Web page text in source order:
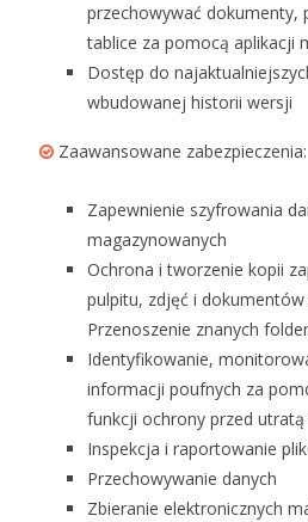
przechowywać dokumenty,
tablice za pomocą aplikacji
Dostęp do
wbudowanej historii wersji
Zaawansowane zabezpieczenia:
Zapewnienie szyfrowania
magazynowanych
Ochrona i tworzenie kopii
pulpitu, zdjęć i
Przenoszenie znanych
Identyfikowanie,
informacji poufnych za
funkcji ochrony przed utratą
Inspekcja i raportowanie
Przechowywanie danych
Zbieranie elektronicznych